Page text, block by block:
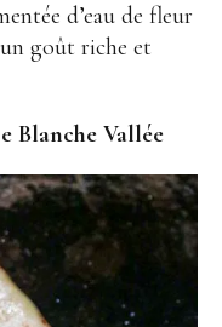
d’eau de fleur
goût riche et
Blanche Vallée